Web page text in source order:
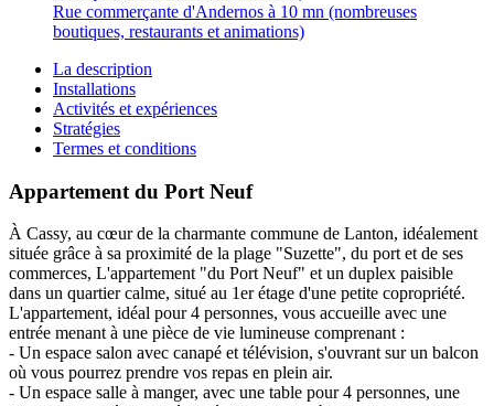
Rue commerçante d'Andernos à 10 mn (nombreuses
boutiques, restaurants et animations)
La description
Installations
Activités et expériences
Stratégies
Termes et conditions
Appartement du Port Neuf
À Cassy, au cœur de la charmante commune de Lanton, idéalement
située grâce à sa proximité de la plage "Suzette", du port et de ses
commerces, L'appartement "du Port Neuf" et un duplex paisible
dans un quartier calme, situé au 1er étage d'une petite copropriété.
L'appartement, idéal pour 4 personnes, vous accueille avec une
entrée menant à une pièce de vie lumineuse comprenant :
- Un espace salon avec canapé et télévision, s'ouvrant sur un balcon
où vous pourrez prendre vos repas en plein air.
- Un espace salle à manger, avec une table pour 4 personnes, une